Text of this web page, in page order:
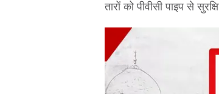
तारों को पीवीसी पाइप से